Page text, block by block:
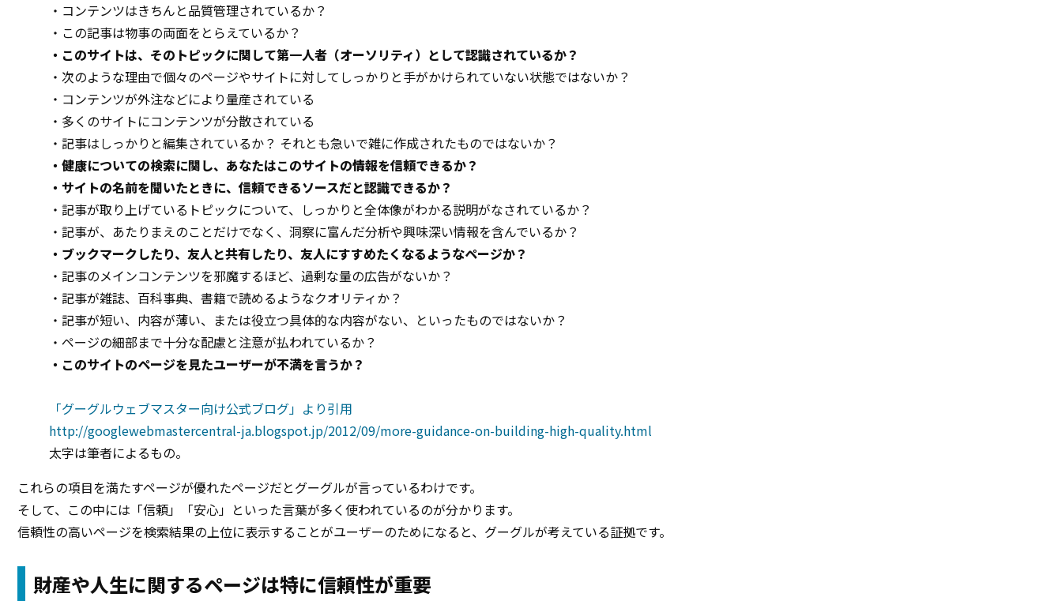
・コンテンツはきちんと品質管理されているか？
・この記事は物事の両面をとらえているか？
・このサイトは、そのトピックに関して第一人者（オーソリティ）として認識されているか？
・次のような理由で個々のページやサイトに対してしっかりと手がかけられていない状態ではないか？
・コンテンツが外注などにより量産されている
・多くのサイトにコンテンツが分散されている
・記事はしっかりと編集されているか？ それとも急いで雑に作成されたものではないか？
・健康についての検索に関し、あなたはこのサイトの情報を信頼できるか？
・サイトの名前を聞いたときに、信頼できるソースだと認識できるか？
・記事が取り上げているトピックについて、しっかりと全体像がわかる説明がなされているか？
・記事が、あたりまえのことだけでなく、洞察に富んだ分析や興味深い情報を含んでいるか？
・ブックマークしたり、友人と共有したり、友人にすすめたくなるようなページか？
・記事のメインコンテンツを邪魔するほど、過剰な量の広告がないか？
・記事が雑誌、百科事典、書籍で読めるようなクオリティか？
・記事が短い、内容が薄い、または役立つ具体的な内容がない、といったものではないか？
・ページの細部まで十分な配慮と注意が払われているか？
・このサイトのページを見たユーザーが不満を言うか？
「グーグルウェブマスター向け公式ブログ」より引用
http://googlewebmastercentral-ja.blogspot.jp/2012/09/more-guidance-on-building-high-quality.html
太字は筆者によるもの。
これらの項目を満たすページが優れたページだとグーグルが言っているわけです。
そして、この中には「信頼」「安心」といった言葉が多く使われているのが分かります。
信頼性の高いページを検索結果の上位に表示することがユーザーのためになると、グーグルが考えている証拠です。
財産や人生に関するページは特に信頼性が重要